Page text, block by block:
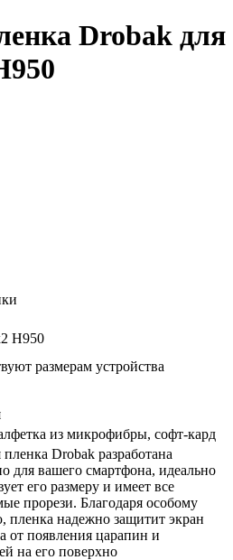
Drobak для
H950
размерам устройства
из микрофибры, софт-кард
пленка Drobak разработана
для вашего смартфона, идеально
его размеру и имеет все
прорези. Благодаря особому
пленка надежно защитит экран
от появления царапин и
на его поверхно